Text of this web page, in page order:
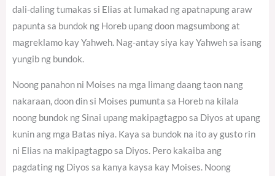
dali-daling tumakas si Elias at lumakad ng apatnapung araw
papunta sa bundok ng Horeb upang doon magsumbong at
magreklamo kay Yahweh. Nag-antay siya kay Yahweh sa isang
yungib ng bundok.
Noong panahon ni Moises na mga limang daang taon nang
nakaraan, doon din si Moises pumunta sa Horeb na kilala
noong bundok ng Sinai upang makipagtagpo sa Diyos at upang
kunin ang mga Batas niya. Kaya sa bundok na ito ay gusto rin
ni Elias na makipagtagpo sa Diyos. Pero kakaiba ang
pagdating ng Diyos sa kanya kaysa kay Moises. Noong